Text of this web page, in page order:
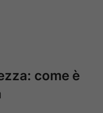
come è